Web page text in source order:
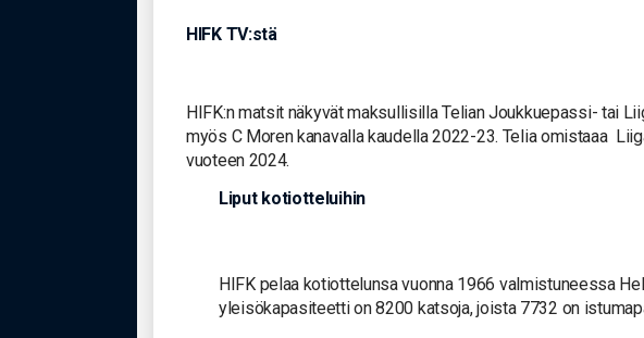
HIFK TV:stä
HIFK:n matsit näkyvät maksullisilla Telian Joukkuepassi- tai
myös C Moren kanavalla kaudella 2022-23. Telia omistaaa
vuoteen 2024.
Liput kotiotteluihin
HIFK pelaa kotiottelunsa vuonna 1966 valmistuneessa
yleisökapasiteetti on 8200 katsoja, joista 7732 on